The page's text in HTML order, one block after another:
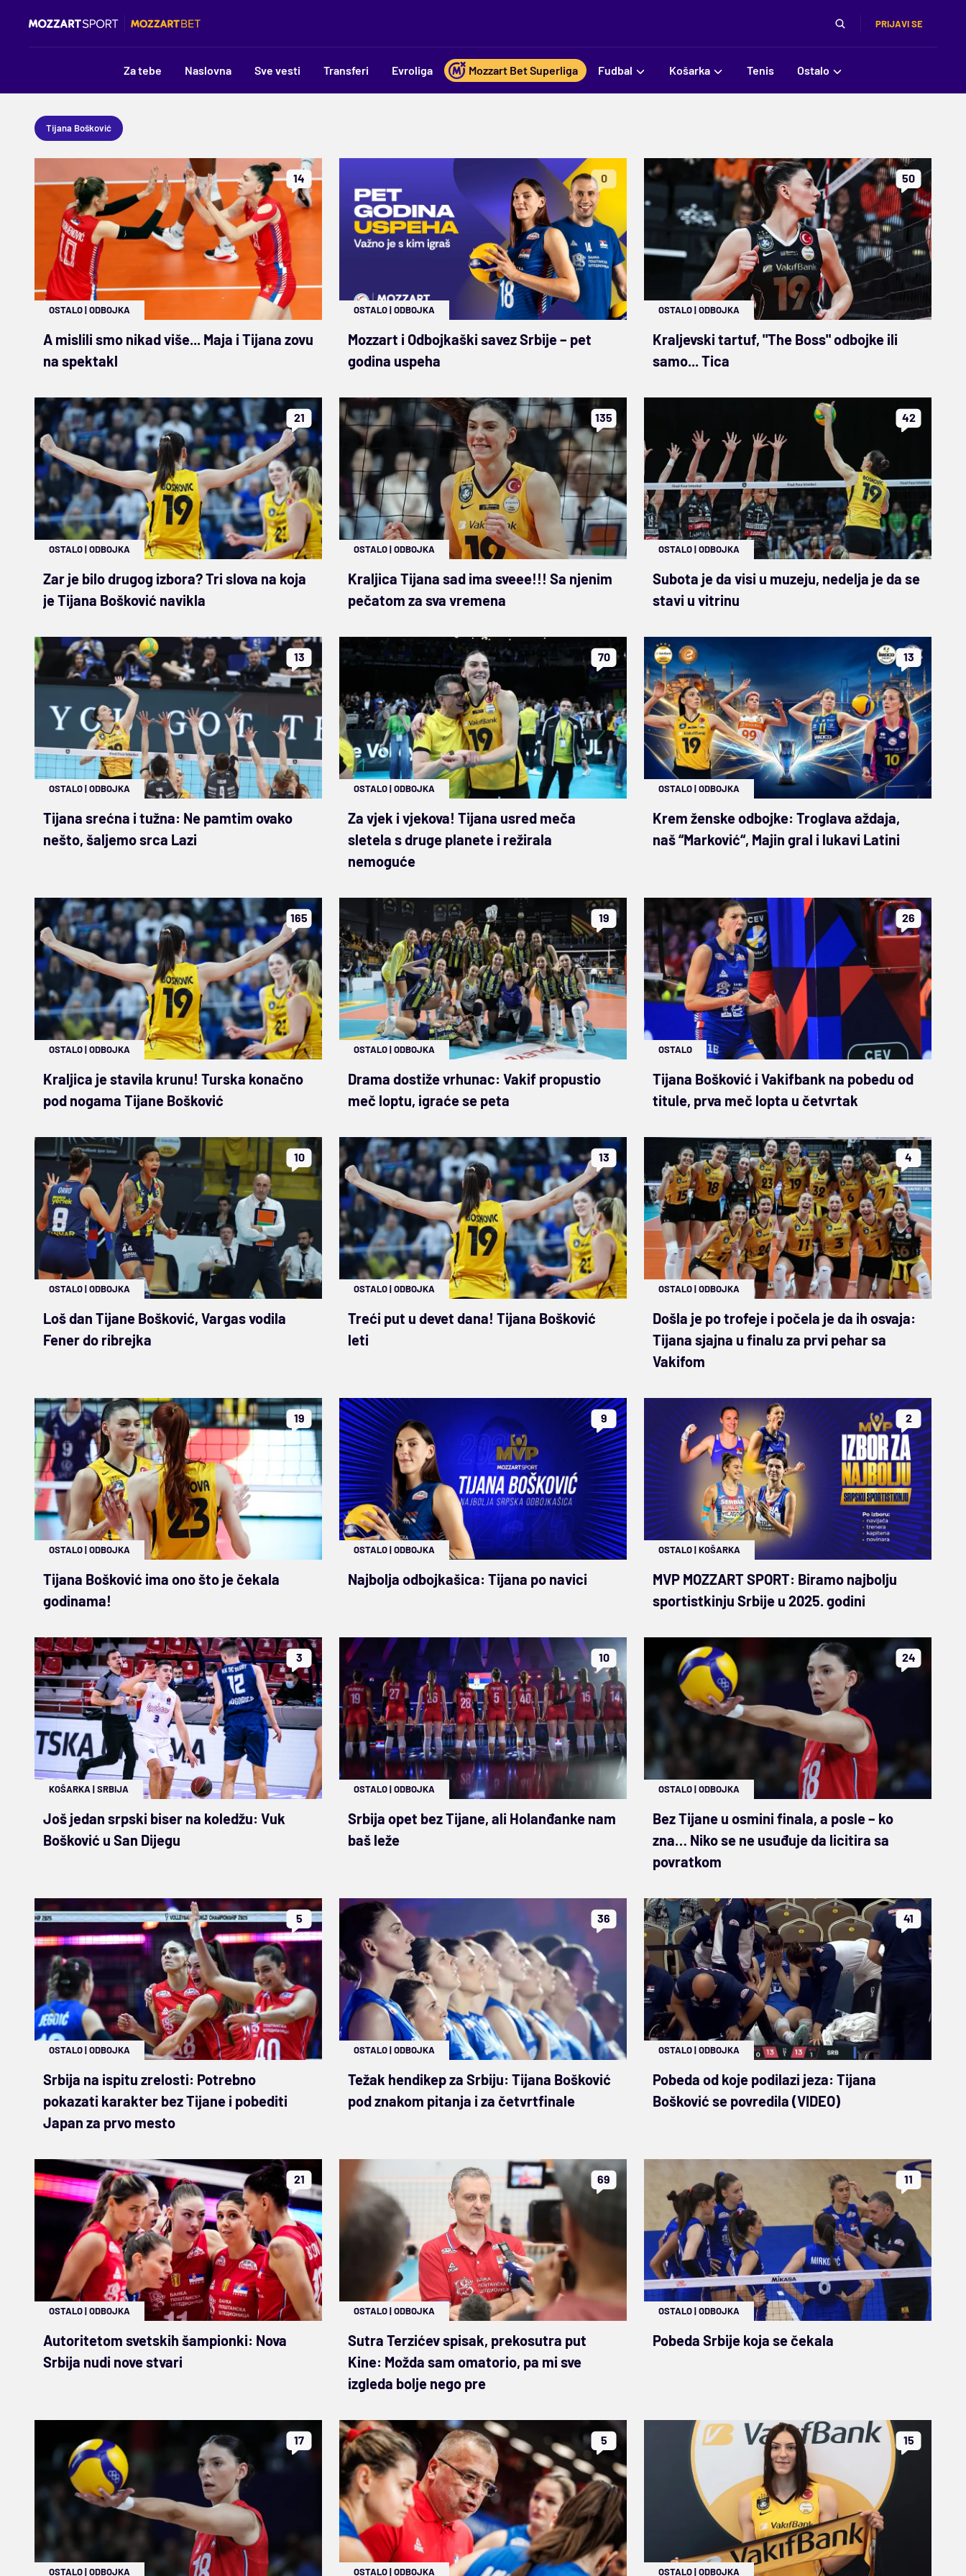
PRIJAVI SE
Za tebe Naslovna Sve vesti Transferi Evroliga Mozzart Bet Superliga Fudbal Košarka Tenis Ostalo
Tijana Bošković
14
OSTALO|ODBOJKA
A mislili smo nikad više... Maja i Tijana zovu
na spektakl
0
OSTALO|ODBOJKA
Mozzart i Odbojkaški savez Srbije – pet
godina uspeha
50
OSTALO|ODBOJKA
Kraljevski tartuf, "The Boss" odbojke ili
samo... Tica
21
OSTALO|ODBOJKA
Zar je bilo drugog izbora? Tri slova na koja
je Tijana Bošković navikla
135
OSTALO|ODBOJKA
Kraljica Tijana sad ima sveee!!! Sa njenim
pečatom za sva vremena
42
OSTALO|ODBOJKA
Subota je da visi u muzeju, nedelja je da se
stavi u vitrinu
13
OSTALO|ODBOJKA
Tijana srećna i tužna: Ne pamtim ovako
nešto, šaljemo srca Lazi
70
OSTALO|ODBOJKA
Za vjek i vjekova! Tijana usred meča
sletela s druge planete i režirala
nemoguće
13
OSTALO|ODBOJKA
Krem ženske odbojke: Troglava aždaja,
naš “Marković“, Majin gral i lukavi Latini
165
OSTALO|ODBOJKA
Kraljica je stavila krunu! Turska konačno
pod nogama Tijane Bošković
19
OSTALO|ODBOJKA
Drama dostiže vrhunac: Vakif propustio
meč loptu, igraće se peta
26
OSTALO
Tijana Bošković i Vakifbank na pobedu od
titule, prva meč lopta u četvrtak
10
OSTALO|ODBOJKA
Loš dan Tijane Bošković, Vargas vodila
Fener do ribrejka
13
OSTALO|ODBOJKA
Treći put u devet dana! Tijana Bošković
leti
4
OSTALO|ODBOJKA
Došla je po trofeje i počela je da ih osvaja:
Tijana sjajna u finalu za prvi pehar sa
Vakifom
19
OSTALO|ODBOJKA
Tijana Bošković ima ono što je čekala
godinama!
9
OSTALO|ODBOJKA
Najbolja odbojkašica: Tijana po navici
2
OSTALO|KOŠARKA
MVP MOZZART SPORT: Biramo najbolju
sportistkinju Srbije u 2025. godini
3
KOŠARKA |SRBIJA
Još jedan srpski biser na koledžu: Vuk
Bošković u San Dijegu
10
OSTALO|ODBOJKA
Srbija opet bez Tijane, ali Holanđanke nam
baš leže
24
OSTALO|ODBOJKA
Bez Tijane u osmini finala, a posle – ko
zna… Niko se ne usuđuje da licitira sa
povratkom
5
OSTALO|ODBOJKA
Srbija na ispitu zrelosti: Potrebno
pokazati karakter bez Tijane i pobediti
Japan za prvo mesto
36
OSTALO|ODBOJKA
Težak hendikep za Srbiju: Tijana Bošković
pod znakom pitanja i za četvrtfinale
41
OSTALO|ODBOJKA
Pobeda od koje podilazi jeza: Tijana
Bošković se povredila (VIDEO)
21
OSTALO|ODBOJKA
Autoritetom svetskih šampionki: Nova
Srbija nudi nove stvari
69
OSTALO|ODBOJKA
Sutra Terzićev spisak, prekosutra put
Kine: Možda sam omatorio, pa mi sve
izgleda bolje nego pre
11
OSTALO|ODBOJKA
Pobeda Srbije koja se čekala
17
OSTALO|ODBOJKA
5
OSTALO|ODBOJKA
15
OSTALO|ODBOJKA